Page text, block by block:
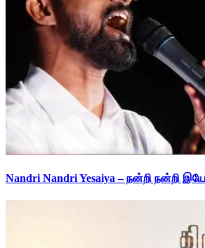
Nandri Nandri Yesaiya – நன்றி நன்றி